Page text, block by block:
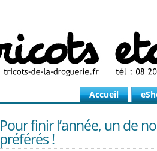
Accueil
Pour finir l’année, un de
préférés !